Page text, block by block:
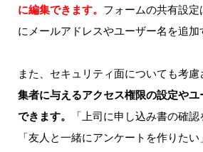
に編集できます。 フォームの共有設
にメールアドレスやユーザー名を追加
また、セキュリティ面についても考慮
集者に与えるアクセス権限の設定や
できます。
「上司に申し込み書の確認
「友人と一緒にアンケートを作りた